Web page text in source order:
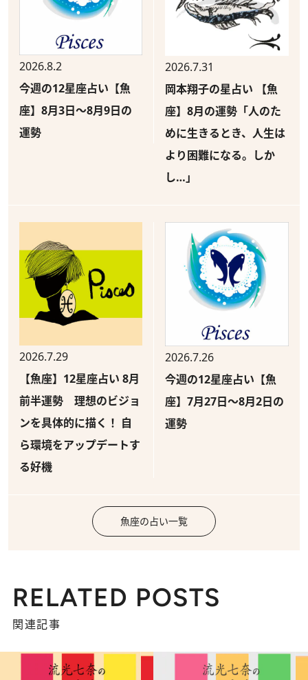
2026.8.2
今週の12星座占い【魚
座】8月3日～8月9日の
運勢
2026.7.31
岡本翔子の星占い 【魚
座】8月の運勢「人のた
めに生きるとき、人生は
より困難になる。しか
し…」
2026.7.29
【魚座】12星座占い 8月
前半運勢 理想のビジョ
ンを具体的に描く！ 自
ら環境をアップデートす
る好機
2026.7.26
今週の12星座占い【魚
座】7月27日～8月2日の
運勢
魚座の占い一覧
RELATED POSTS
関連記事